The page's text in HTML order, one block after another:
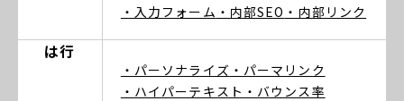
・入力フォーム ・内部SEO ・内部リンク
は行
・パーソナライズ ・パーマリンク
・ハイパーテキスト ・バウンス率